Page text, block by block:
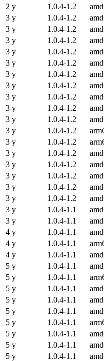
2 y
1.0.4-1.2
3 y
1.0.4-1.2
3 y
1.0.4-1.2
3 y
1.0.4-1.2
3 y
1.0.4-1.2
3 y
1.0.4-1.2
3 y
1.0.4-1.2
3 y
1.0.4-1.2
3 y
1.0.4-1.2
3 y
1.0.4-1.2
3 y
1.0.4-1.2
3 y
1.0.4-1.2
3 y
1.0.4-1.2
3 y
1.0.4-1.2
3 y
1.0.4-1.2
3 y
1.0.4-1.2
3 y
1.0.4-1.2
3 y
1.0.4-1.2
3 y
1.0.4-1.1
3 y
1.0.4-1.1
4 y
1.0.4-1.1
4 y
1.0.4-1.1
4 y
1.0.4-1.1
5 y
1.0.4-1.1
5 y
1.0.4-1.1
5 y
1.0.4-1.1
5 y
1.0.4-1.1
5 y
1.0.4-1.1
5 y
1.0.4-1.1
5 y
1.0.4-1.1
5 y
1.0.4-1.1
5 y
1.0.4-1.1